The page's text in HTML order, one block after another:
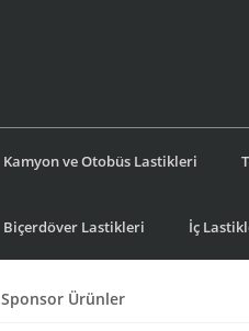
Kamyon ve Otobüs Lastikleri
Biçerdöver Lastikleri İç
Sponsor Ürünler